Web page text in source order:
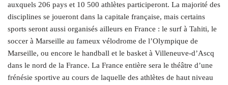
auxquels 206 pays et 10 500 athlètes participeront. La majorité des
disciplines se joueront dans la capitale française, mais certains
sports seront aussi organisés ailleurs en France : le surf à Tahiti, le
soccer à Marseille au fameux vélodrome de l’Olympique de
Marseille, ou encore le handball et le basket à Villeneuve‑d’Ascq
dans le nord de la France. La France entière sera le théâtre d’une
frénésie sportive au cours de laquelle des athlètes de haut niveau